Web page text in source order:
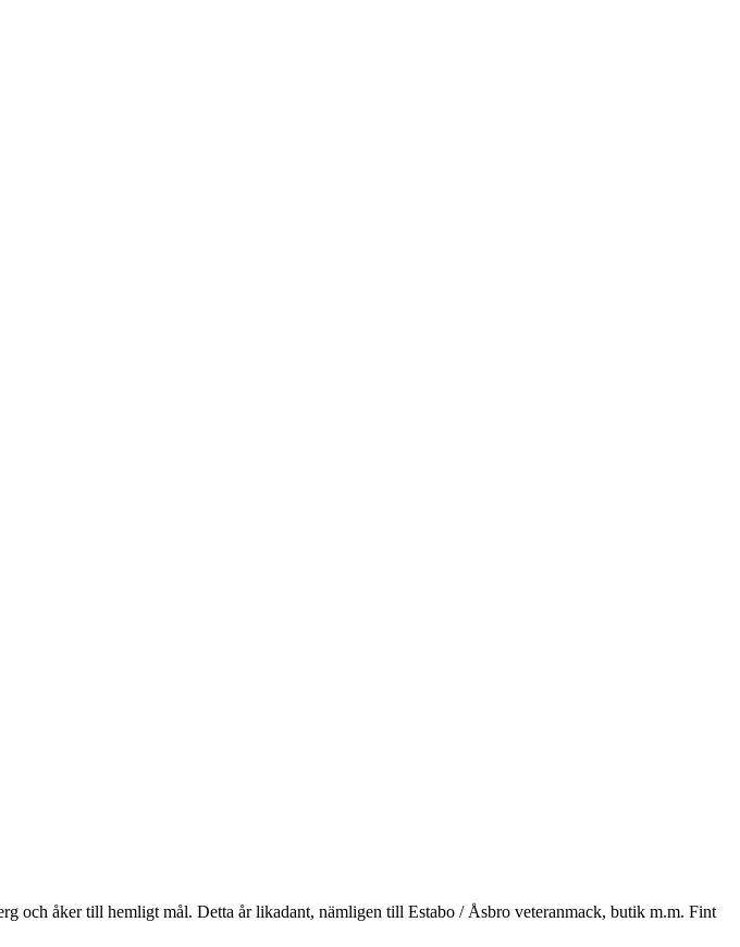
och åker till hemligt mål. Detta år likadant, nämligen till Estabo / Åsbro veteranmack, butik m.m. Fint